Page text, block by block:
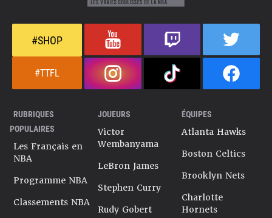
#SHOP
#TTFL
RUBRIQUES
POPULAIRES
Les Français en
NBA
Programme NBA
Classements NBA
JOUEURS
Victor
Wembanyama
LeBron James
Stephen Curry
Rudy Gobert
ÉQUIPES
Atlanta Hawks
Boston Celtics
Brooklyn Nets
Charlotte
Hornets